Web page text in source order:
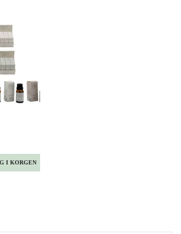
I KORGEN